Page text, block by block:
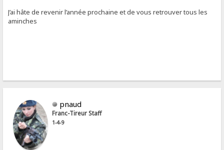
J’ai hâte de revenir l’année prochaine et de vous retrouver tous les
aminches
pnaud
Franc-Tireur Staff
1-4-9